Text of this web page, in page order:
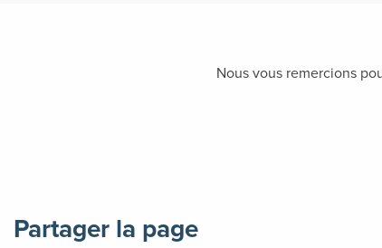
Nous vous remercions
Partager la page